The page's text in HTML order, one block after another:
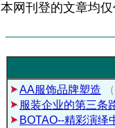
本网刊登的文章均
AA服饰品牌塑造
服装企业的第三条
BOTAO--精彩演绎